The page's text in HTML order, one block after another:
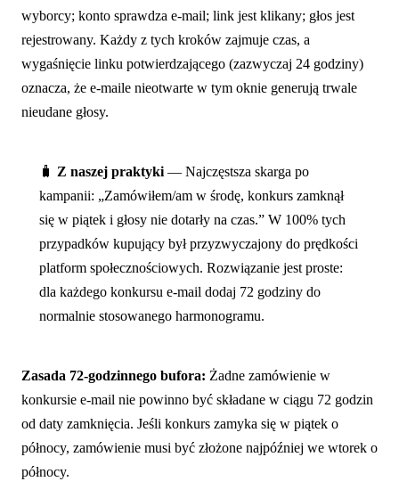
wyborcy; konto sprawdza e-mail; link jest klikany; głos jest
rejestrowany. Każdy z tych kroków zajmuje czas, a
wygaśnięcie linku potwierdzającego (zazwyczaj 24 godziny)
oznacza, że e-maile nieotwarte w tym oknie generują trwale
nieudane głosy.
🧳 Z naszej praktyki — Najczęstsza skarga po
kampanii: „Zamówiłem/am w środę, konkurs zamknął
się w piątek i głosy nie dotarły na czas.” W 100% tych
przypadków kupujący był przyzwyczajony do prędkości
platform społecznościowych. Rozwiązanie jest proste:
dla każdego konkursu e-mail dodaj 72 godziny do
normalnie stosowanego harmonogramu.
Zasada 72-godzinnego bufora: Żadne zamówienie w
konkursie e-mail nie powinno być składane w ciągu 72 godzin
od daty zamknięcia. Jeśli konkurs zamyka się w piątek o
północy, zamówienie musi być złożone najpóźniej we wtorek o
północy.